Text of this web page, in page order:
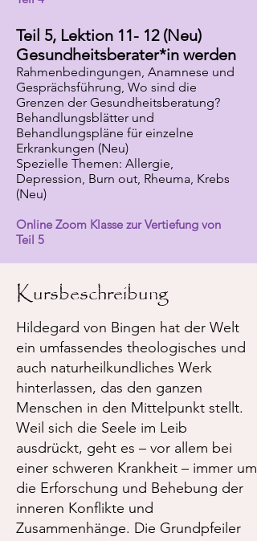
Teil 5, Lektion 11- 12 (Neu)
Gesundheitsberater*in werden
Rahmenbedingungen, Anamnese und
Gesprächsführung, Wo sind die
Grenzen der Gesundheitsberatung?
Behandlungsblätter und
Behandlungspläne für einzelne
Erkrankungen (Neu)
Spezielle Themen: Allergie,
Depression, Burn out, Rheuma, Krebs
(Neu)
Online Zoom Klasse zur Vertiefung von
Teil 5
Kursbeschreibung
Hildegard von Bingen hat der Welt
ein umfassendes theologisches und
auch naturheilkundliches Werk
hinterlassen, das den ganzen
Menschen in den Mittelpunkt stellt.
Weil sich die Seele im Leib
ausdrückt, geht es – vor allem bei
einer schweren Krankheit – immer um
die Erforschung und Behebung der
inneren Konflikte und
Zusammenhänge. Die Grundpfeiler